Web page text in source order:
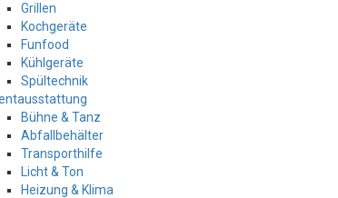
Grillen
Kochgeräte
Funfood
Kühlgeräte
Spültechnik
Bühne & Tanz
Abfallbehälter
Transporthilfe
Licht & Ton
Heizung & Klima